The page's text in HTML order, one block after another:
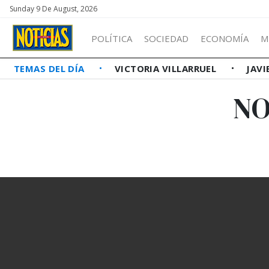
Sunday 9 De August, 2026
POLÍTICA SOCIEDAD ECONOMÍA
TEMAS DEL DÍA VICTORIA VILLARRUEL